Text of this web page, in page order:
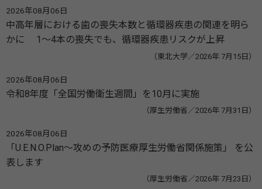
2026年08月06日
中高年層における歯の喪失本数と循環器疾患の関連を明ら
かに 1～4本の喪失でも、循環器疾患リスクが上昇
（東北大学／2026年 7月15日）
2026年08月06日
令和8年度「全国労働衛生週間」を10月に実施
（厚生労働省／2026年 7月31日）
2026年08月06日
「U.E.N.O.Plan～攻めの予防医療厚生労働省関係施策」 を公
表します
（厚生労働省／2026年 7月23日）